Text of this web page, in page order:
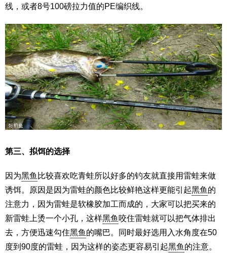
线，或者8号100磅拉力值的PE编织线。
第三、拟饵的选择
因为黑鱼 比较喜欢吃青蛙所以好多的钓友就直接用雷蛙来做
诱饵。原因是因为雷蛙的颜色比较鲜艳这样更能引起黑鱼 的
注意力，因为雷蛙是软橡胶加工而成的，大家可以把买来的
新雷蛙上烫一个小孔，这样黑鱼 咬住雷蛙就可以把气体排出
去，方便迅速勾住黑鱼 的嘴巴。同时最好选用入水角度在50
度到90度的雷蛙，因为这样的姿态更容易引起黑鱼 的注意。